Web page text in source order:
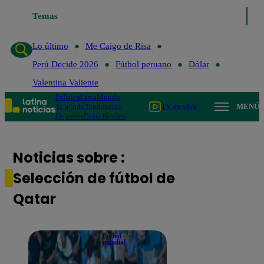
Temas
Lo último
Me Caigo de Risa
Perú Decide 2026
Fútbol peruano
Dólar
Valentina Valiente
PolíticaLimaMundo
Te ayudoTendencias
DeportesEspectáculos
TV en vivo MENÚ
Noticias sobre :
Selección de fútbol de
Qatar
Fútbol
mundial
19 de
junio
2023